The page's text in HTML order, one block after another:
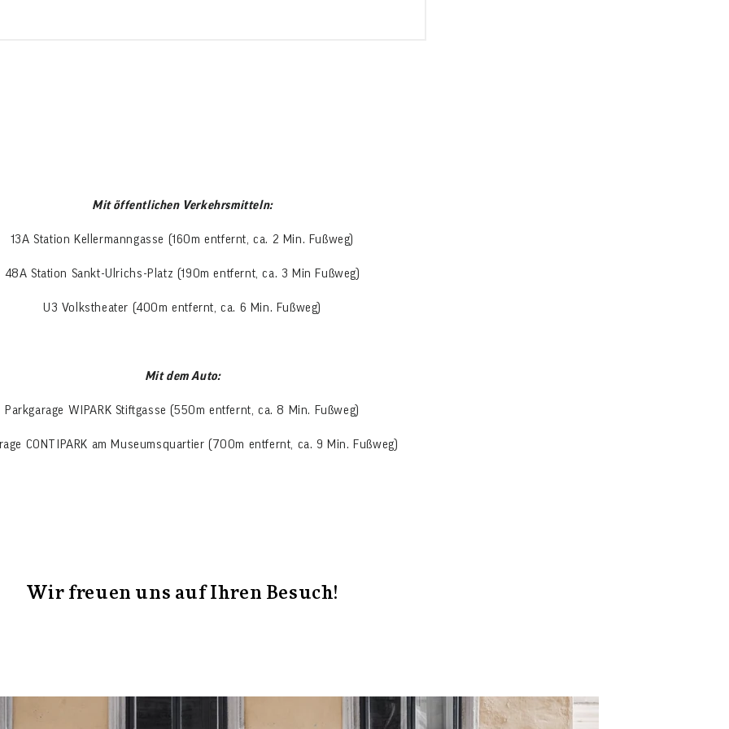
Mit öffentlichen Verkehrsmitteln:
13A Station Kellermanngasse (160m entfernt, ca. 2 Min. Fußweg)
48A Station Sankt-Ulrichs-Platz (190m entfernt, ca. 3 Min Fußweg)
U3 Volkstheater (400m entfernt, ca. 6 Min. Fußweg)
Mit dem Auto:
Parkgarage WIPARK Stiftgasse (550m entfernt, ca. 8 Min. Fußweg)
CONTIPARK am Museumsquartier (700m entfernt, ca. 9 Min. Fußweg)
Wir freuen uns auf Ihren Besuch!